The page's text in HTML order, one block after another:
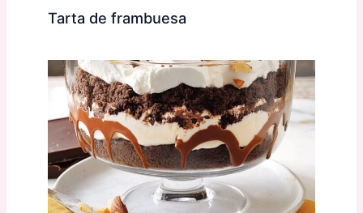
Tarta de frambuesa